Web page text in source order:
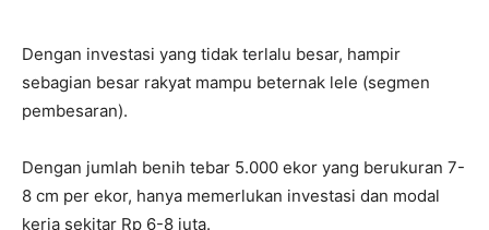
Dengan investasi yang tidak terlalu besar, hampir
sebagian besar rakyat mampu beternak lele (segmen
pembesaran).
Dengan jumlah benih tebar 5.000 ekor yang berukuran 7-
8 cm per ekor, hanya memerlukan investasi dan modal
kerja sekitar Rp 6-8 juta.